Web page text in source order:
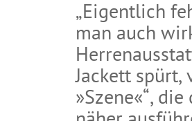
„Eigentlich
man auch
Jackett spürt,
»Szene«“,